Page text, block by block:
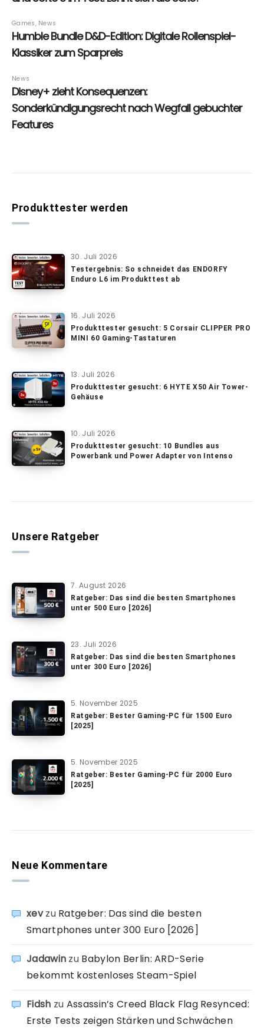
Produkttester werden
30. Juli 2026
Testergebnis: So schneidet das ENDORFY
Enduro L6 im Produkttest ab
16. Juli 2026
Produkttester gesucht: 5 Corsair CLIPPER PRO
MINI 60 Gaming-Tastaturen
13. Juli 2026
Produkttester gesucht: 6 HYTE X50 Air Tower-
Gehäuse
10. Juli 2026
Produkttester gesucht: 10 Bundles aus
Powerbank und Power Adapter von Intenso
Unsere Ratgeber
7. August 2026
Ratgeber: Das sind die besten Smartphones
unter 500 Euro [2026]
23. Juli 2026
Ratgeber: Das sind die besten Smartphones
unter 300 Euro [2026]
5. November 2025
Ratgeber: Bester Gaming-PC für 1500 Euro
[2025]
5. November 2025
Ratgeber: Bester Gaming-PC für 2000 Euro
[2025]
Neue Kommentare
xevzu Ratgeber: Das sind die besten
Smartphones unter 300 Euro [2026]
Jadawin zu Babylon Berlin: ARD-Serie
bekommt kostenloses Steam-Spiel
Fidsh zu Assassin’s Creed Black Flag Resynced:
Erste Tests zeigen Stärken und Schwächen